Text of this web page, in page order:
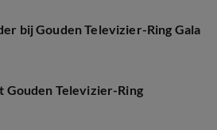
bij Gouden Televizier-Ring Gala
Gouden Televizier-Ring